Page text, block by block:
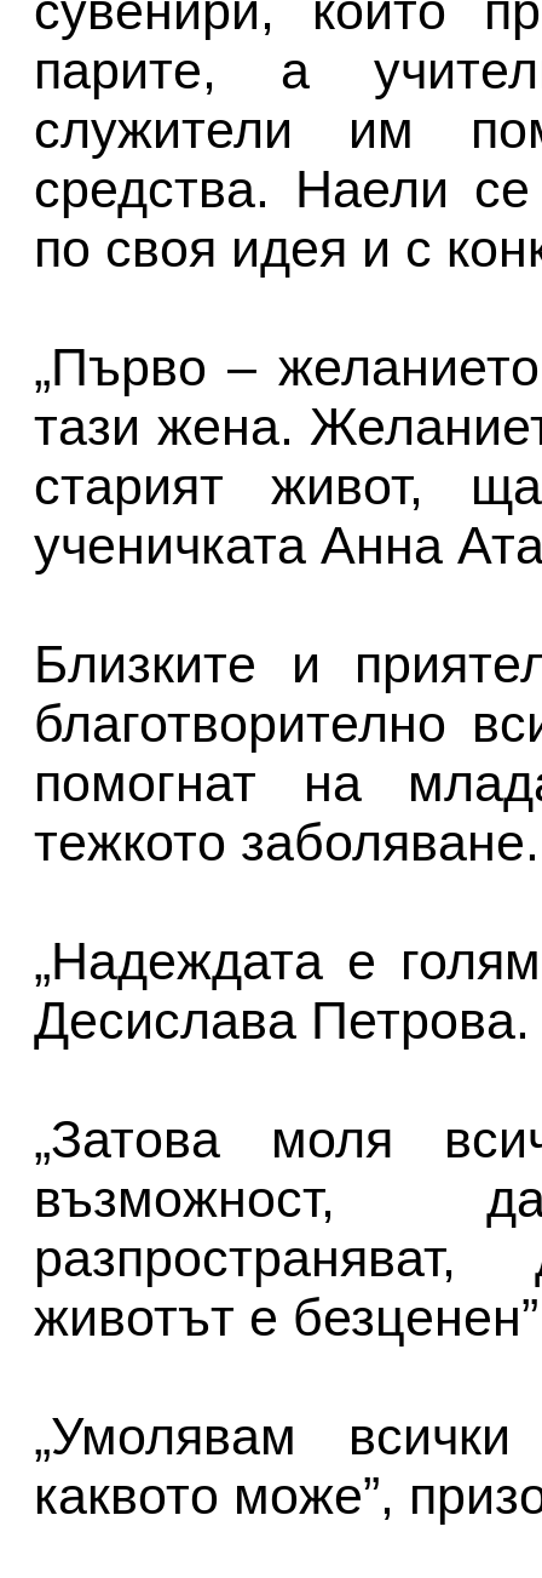
парите, а
служители им
средства. Наели
по своя идея и с
„Първо –
тази жена.
старият живот,
ученичката Анна
Близките и
благотворително
помогнат на
тежкото заболяване.
„Надеждата е
Десислава Петрова.
„Затова моля
възможност,
животът е
„Умолявам
каквото може”,